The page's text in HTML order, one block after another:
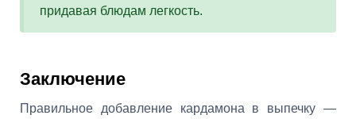
придавая блюдам легкость.
Заключение
Правильное добавление кардамона в выпечку —